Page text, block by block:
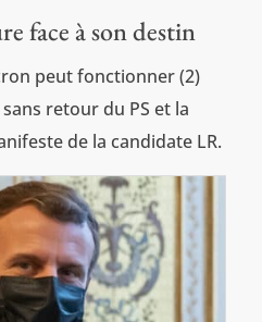
face à son destin
peut fonctionner (2)
retour du PS et la
de la candidate LR.